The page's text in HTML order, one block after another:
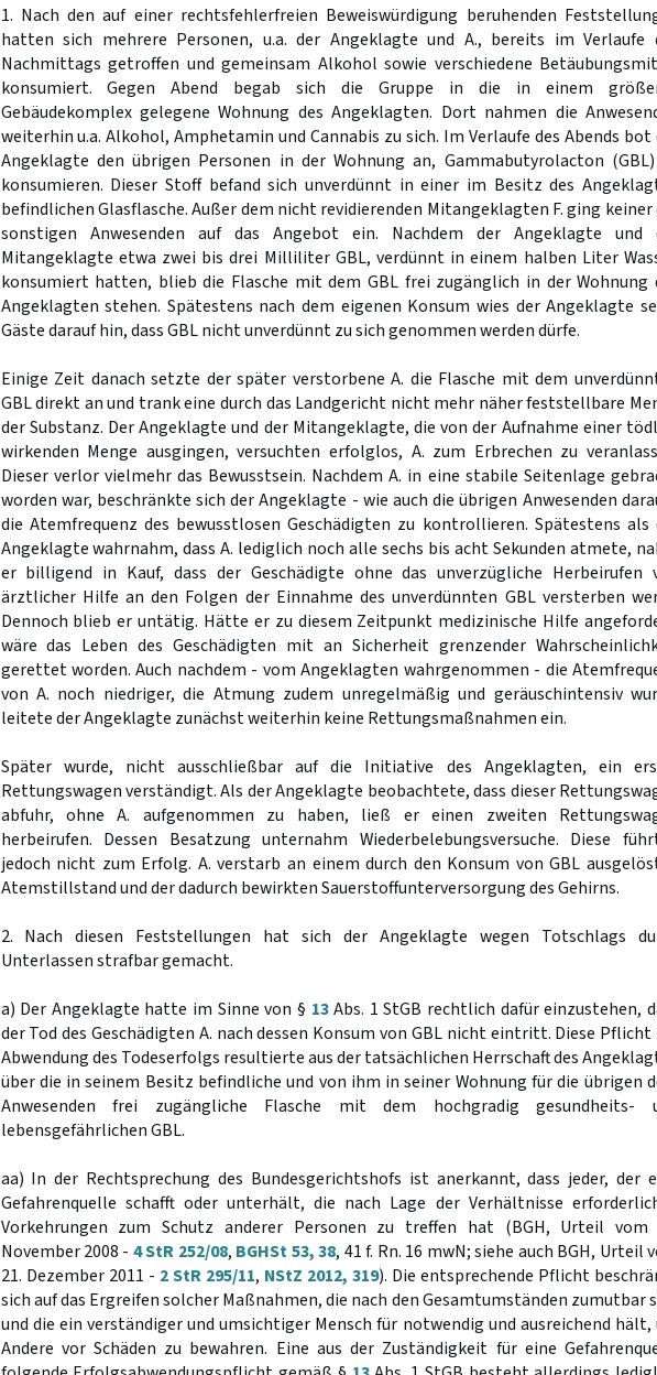
1. Nach den auf einer rechtsfehlerfreien Beweiswürdigung beruhenden
hatten sich mehrere Personen, u.a. der Angeklagte und A., bereits im Verlaufe
Nachmittags getroffen und gemeinsam Alkohol sowie verschiedene
konsumiert. Gegen Abend begab sich die Gruppe in die in einem
Gebäudekomplex gelegene Wohnung des Angeklagten. Dort nahmen die
weiterhin u.a. Alkohol, Amphetamin und Cannabis zu sich. Im Verlaufe des Abends bot
Angeklagte den übrigen Personen in der Wohnung an, Gammabutyrolacton
konsumieren. Dieser Stoff befand sich unverdünnt in einer im Besitz des
befindlichen Glasflasche. Außer dem nicht revidierenden Mitangeklagten F. ging keiner
sonstigen Anwesenden auf das Angebot ein. Nachdem der Angeklagte und
Mitangeklagte etwa zwei bis drei Milliliter GBL, verdünnt in einem halben Liter
konsumiert hatten, blieb die Flasche mit dem GBL frei zugänglich in der Wohnung
Angeklagten stehen. Spätestens nach dem eigenen Konsum wies der Angeklagte
Gäste darauf hin, dass GBL nicht unverdünnt zu sich genommen werden dürfe.
Einige Zeit danach setzte der später verstorbene A. die Flasche mit dem
GBL direkt an und trank eine durch das Landgericht nicht mehr näher feststellbare
der Substanz. Der Angeklagte und der Mitangeklagte, die von der Aufnahme einer
wirkenden Menge ausgingen, versuchten erfolglos, A. zum Erbrechen zu
Dieser verlor vielmehr das Bewusstsein. Nachdem A. in eine stabile Seitenlage
worden war, beschränkte sich der Angeklagte - wie auch die übrigen Anwesenden
die Atemfrequenz des bewusstlosen Geschädigten zu kontrollieren. Spätestens als
Angeklagte wahrnahm, dass A. lediglich noch alle sechs bis acht Sekunden atmete,
er billigend in Kauf, dass der Geschädigte ohne das unverzügliche Herbeirufen
ärztlicher Hilfe an den Folgen der Einnahme des unverdünnten GBL versterben
Dennoch blieb er untätig. Hätte er zu diesem Zeitpunkt medizinische Hilfe
wäre das Leben des Geschädigten mit an Sicherheit grenzender
gerettet worden. Auch nachdem - vom Angeklagten wahrgenommen - die
von A. noch niedriger, die Atmung zudem unregelmäßig und geräuschintensiv
leitete der Angeklagte zunächst weiterhin keine Rettungsmaßnahmen ein.
Später wurde, nicht ausschließbar auf die Initiative des Angeklagten, ein
Rettungswagen verständigt. Als der Angeklagte beobachtete, dass dieser
abfuhr, ohne A. aufgenommen zu haben, ließ er einen zweiten
herbeirufen. Dessen Besatzung unternahm Wiederbelebungsversuche. Diese
jedoch nicht zum Erfolg. A. verstarb an einem durch den Konsum von GBL
Atemstillstand und der dadurch bewirkten Sauerstoffunterversorgung des Gehirns.
2. Nach diesen Feststellungen hat sich der Angeklagte wegen Totschlags
Unterlassen strafbar gemacht.
a) Der Angeklagte hatte im Sinne von § 13Abs. 1 StGB rechtlich dafür einzustehen,
der Tod des Geschädigten A. nach dessen Konsum von GBL nicht eintritt. Diese Pflicht
Abwendung des Todeserfolgs resultierte aus der tatsächlichen Herrschaft des
über die in seinem Besitz befindliche und von ihm in seiner Wohnung für die übrigen
Anwesenden frei zugängliche Flasche mit dem hochgradig gesundheits-
lebensgefährlichen GBL.
aa) In der Rechtsprechung des Bundesgerichtshofs ist anerkannt, dass jeder, der
Gefahrenquelle schafft oder unterhält, die nach Lage der Verhältnisse
Vorkehrungen zum Schutz anderer Personen zu treffen hat (BGH, Urteil vom
November 2008 - 4 StR 252/08, BGHSt 53, 38, 41 f. Rn. 16 mwN; siehe auch BGH, Urteil
21. Dezember 2011 - 2 StR 295/11, NStZ 2012, 319). Die entsprechende Pflicht
sich auf das Ergreifen solcher Maßnahmen, die nach den Gesamtumständen zumutbar
und die ein verständiger und umsichtiger Mensch für notwendig und ausreichend hält,
Andere vor Schäden zu bewahren. Eine aus der Zuständigkeit für eine